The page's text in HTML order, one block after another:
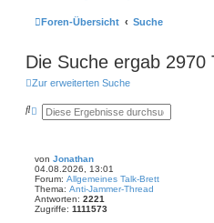
Foren-Übersicht Suche
Die Suche ergab 2970
Zur erweiterten Suche
S E
t
e
r
t
e
von Jonathan
04.08.2026, 13:01
Forum: Allgemeines Talk-Brett
Thema: Anti-Jammer-Thread
Antworten: 2221
Zugriffe: 1111573